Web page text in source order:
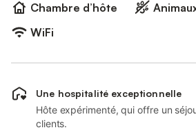
Chambre d’hôte
WiFi
Une hospitalité exceptionnelle
Hôte expérimenté, qui offre un
clients.